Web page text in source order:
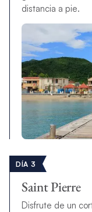
distancia a pie.
DÍA 3
Saint Pierre
Disfrute de un